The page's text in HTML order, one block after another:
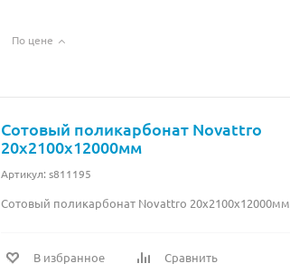
По цене
Сотовый поликарбонат Novattro
20х2100х12000мм
Артикул: s811195
Сотовый поликарбонат Novattro 20х2100х12000мм
В избранное Сравнить